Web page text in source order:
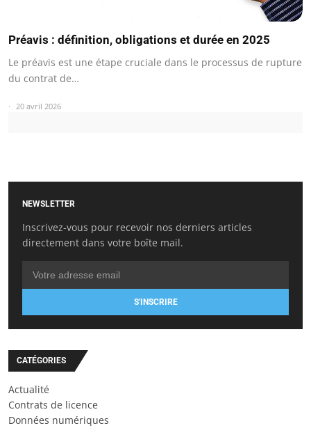
Préavis : définition, obligations et durée en 2025
Le préavis est une étape cruciale dans le processus de rupture
du contrat de…
20 avril 2026
NEWSLETTER
Inscrivez-vous pour recevoir nos derniers articles
directement dans votre boîte mail.
S'INSCRIRE
CATÉGORIES
Actualité
Contrats de licence
Données numériques